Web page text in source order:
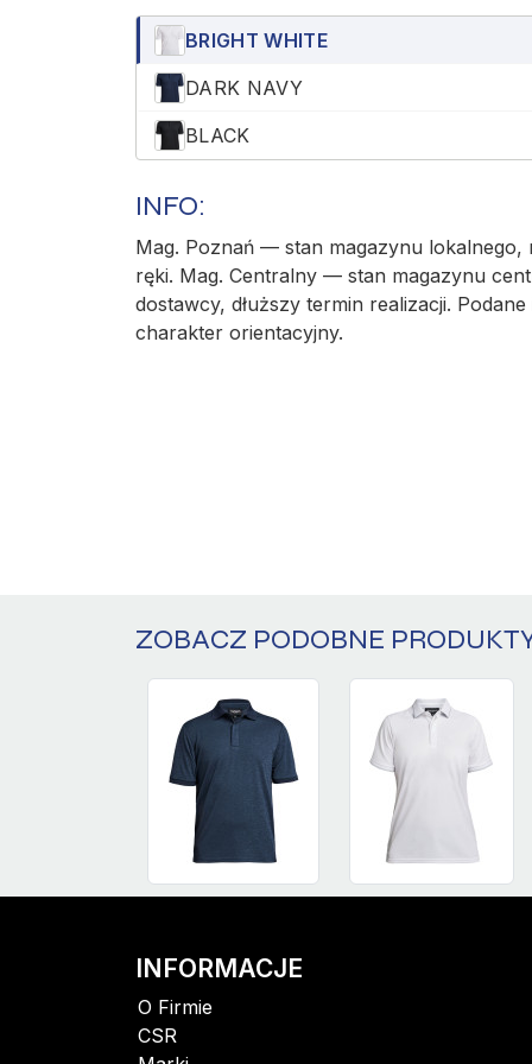
BRIGHT WHITE
DARK NAVY
BLACK
INFO:
Mag. Poznań — stan magazynu lokalnego,
ręki. Mag. Centralny — stan magazynu
dostawcy, dłuższy termin realizacji. Podane
charakter orientacyjny.
ZOBACZ PODOBNE
INFORMACJE
O Firmie
CSR